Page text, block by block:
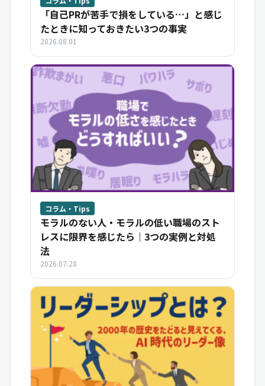
「自己PRが苦手で損をしている…」と感じ
たときに知っておきたい3つの事実
2026.08.01
コラム・Tips
モラルのない人・モラルの低い職場のスト
レスに限界を感じたら｜3つの実例と対処
法
2026.07.28